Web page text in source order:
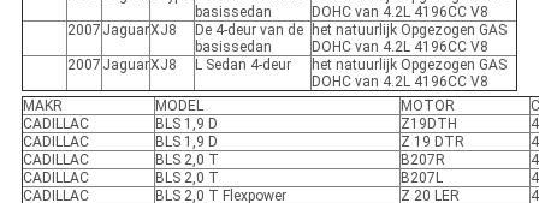
basissedan
DOHC van 4.2L 4196CC V8
2007 JaguarXJ8
De 4-deur van de
basissedan
het natuurlijk Opgezogen GAS
DOHC van 4.2L 4196CC V8
2007 JaguarXJ8 L Sedan 4-deur
het natuurlijk Opgezogen GAS
DOHC van 4.2L 4196CC V8
MAKR
MODEL MOTOR
CADILLAC
BLS 1,9 D Z19DTH
4
CADILLAC
BLS 1,9 D Z 19 DTR
4
CADILLAC
BLS 2,0 T B207R
4
CADILLAC
BLS 2,0 T B207L
4
CADILLAC
BLS 2,0 T Flexpower Z 20 LER
4